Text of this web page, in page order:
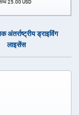
25.00 USD
अंतर्राष्ट्रीय ड्राइविंग
लाइसेंस